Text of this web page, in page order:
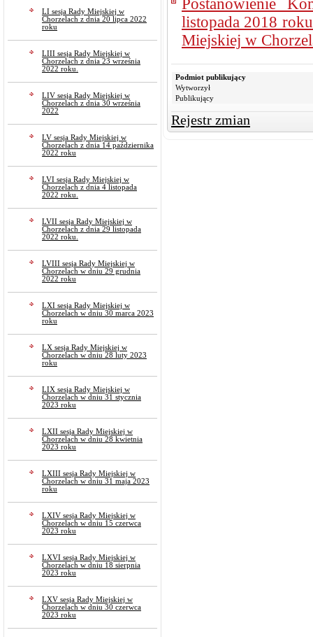
LI sesja Rady Miejskiej w
Chorzelach z dnia 20 lipca 2022
roku
LIII sesja Rady Miejskiej w
Chorzelach z dnia 23 września
2022 roku.
LIV sesja Rady Miejskiej w
Chorzelach z dnia 30 września
2022
LV sesja Rady Miejskiej w
Chorzelach z dnia 14 października
2022 roku
LVI sesja Rady Miejskiej w
Chorzelach z dnia 4 listopada
2022 roku.
LVII sesja Rady Miejskiej w
Chorzelach z dnia 29 listopada
2022 roku.
LVIII sesja Rady Miejskiej w
Chorzelach w dniu 29 grudnia
2022 roku
LXI sesja Rady Miejskiej w
Chorzelach w dniu 30 marca 2023
roku
LX sesja Rady Miejskiej w
Chorzelach w dniu 28 luty 2023
roku
LIX sesja Rady Miejskiej w
Chorzelach w dniu 31 stycznia
2023 roku
LXII sesja Rady Miejskiej w
Chorzelach w dniu 28 kwietnia
2023 roku
LXIII sesja Rady Miejskiej w
Chorzelach w dniu 31 maja 2023
roku
LXIV sesja Rady Miejskiej w
Chorzelach w dniu 15 czerwca
2023 roku
LXVI sesja Rady Miejskiej w
Chorzelach w dniu 18 sierpnia
2023 roku
LXV sesja Rady Miejskiej w
Chorzelach w dniu 30 czerwca
2023 roku
Postanowienie
listopada 2018
Miejskiej w
Podmiot publikujący
Wytworzył
Publikujący
Rejestr zmian